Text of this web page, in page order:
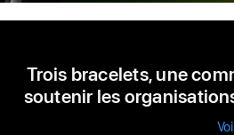
Trois bracelets, une
soutenir les